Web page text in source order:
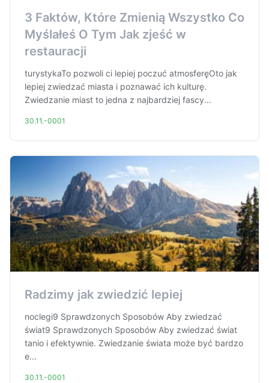
3 Faktów, Które Zmienią Wszystko Co
Myślałeś O Tym Jak zjeść w
restauracji
turystykaTo pozwoli ci lepiej poczuć atmosferęOto jak
lepiej zwiedzać miasta i poznawać ich kulturę.
Zwiedzanie miast to jedna z najbardziej fascy...
30.11.-0001
Radzimy jak zwiedzić lepiej
noclegi9 Sprawdzonych Sposobów Aby zwiedzać
świat9 Sprawdzonych Sposobów Aby zwiedzać świat
tanio i efektywnie. Zwiedzanie świata może być bardzo
e...
30.11.-0001